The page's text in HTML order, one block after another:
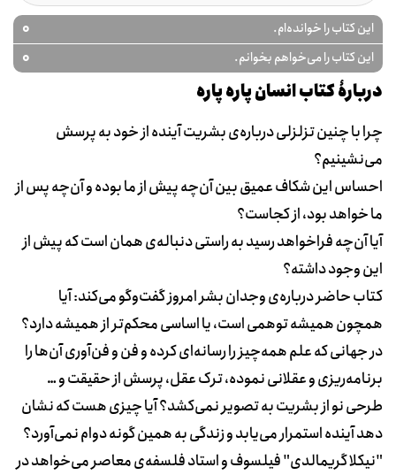
این کتاب را خوانده‌ام. 0
این کتاب را می‌خواهم بخوانم. 0
دربارۀ کتاب انسان پاره پاره
چرا با چنین تزلزلی درباره‌ی بشریت آینده از خود به پرسش
می‌نشینیم؟
احساس این شکاف عمیق بین آن‌چه پیش از ما بوده و آن‌چه پس از
ما خواهد بود، از کجاست؟
آیا آن‌چه فراخواهد رسید به راستی دنباله‌ی همان است که پیش از
این وجود داشته؟
کتاب حاضر درباره‌ی وجدان بشر امروز گفت‌وگو می‌کند: آیا
همچون همیشه توهمی است، یا اساسی محکم‌تر از همیشه دارد؟
در جهانی که علم همه‌چیز را رسانه‌ای کرده و فن و فن‌آوری آن‌ها را
برنامه‌ریزی و عقلانی نموده، ترک عقل، پرسش از حقیقت و …
طرحی نو از بشریت به تصویر نمی‌کشد؟ آیا چیزی هست که نشان
دهد آینده استمرار می‌یابد و زندگی به همین گونه دوام نمی‌آورد؟
"نیکلا گریمالدی" فیلسوف و استاد فلسفه‌ی معاصر می‌خواهد در